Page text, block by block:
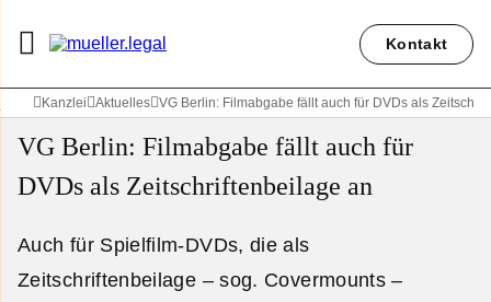
Kontakt
Kanzlei Aktuelles VG Berlin: Filmabgabe fällt auch für DVDs als
VG Berlin: Filmabgabe fällt auch für
DVDs als Zeitschriftenbeilage an
Auch für Spielfilm-DVDs, die als
Zeitschriftenbeilage – sog. Covermounts –